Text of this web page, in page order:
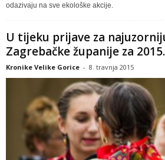
odazivaju na sve ekološke akcije.
U tijeku prijave za
Zagrebačke županije za
Kronike Velike Gorice - 8. travnja 2015